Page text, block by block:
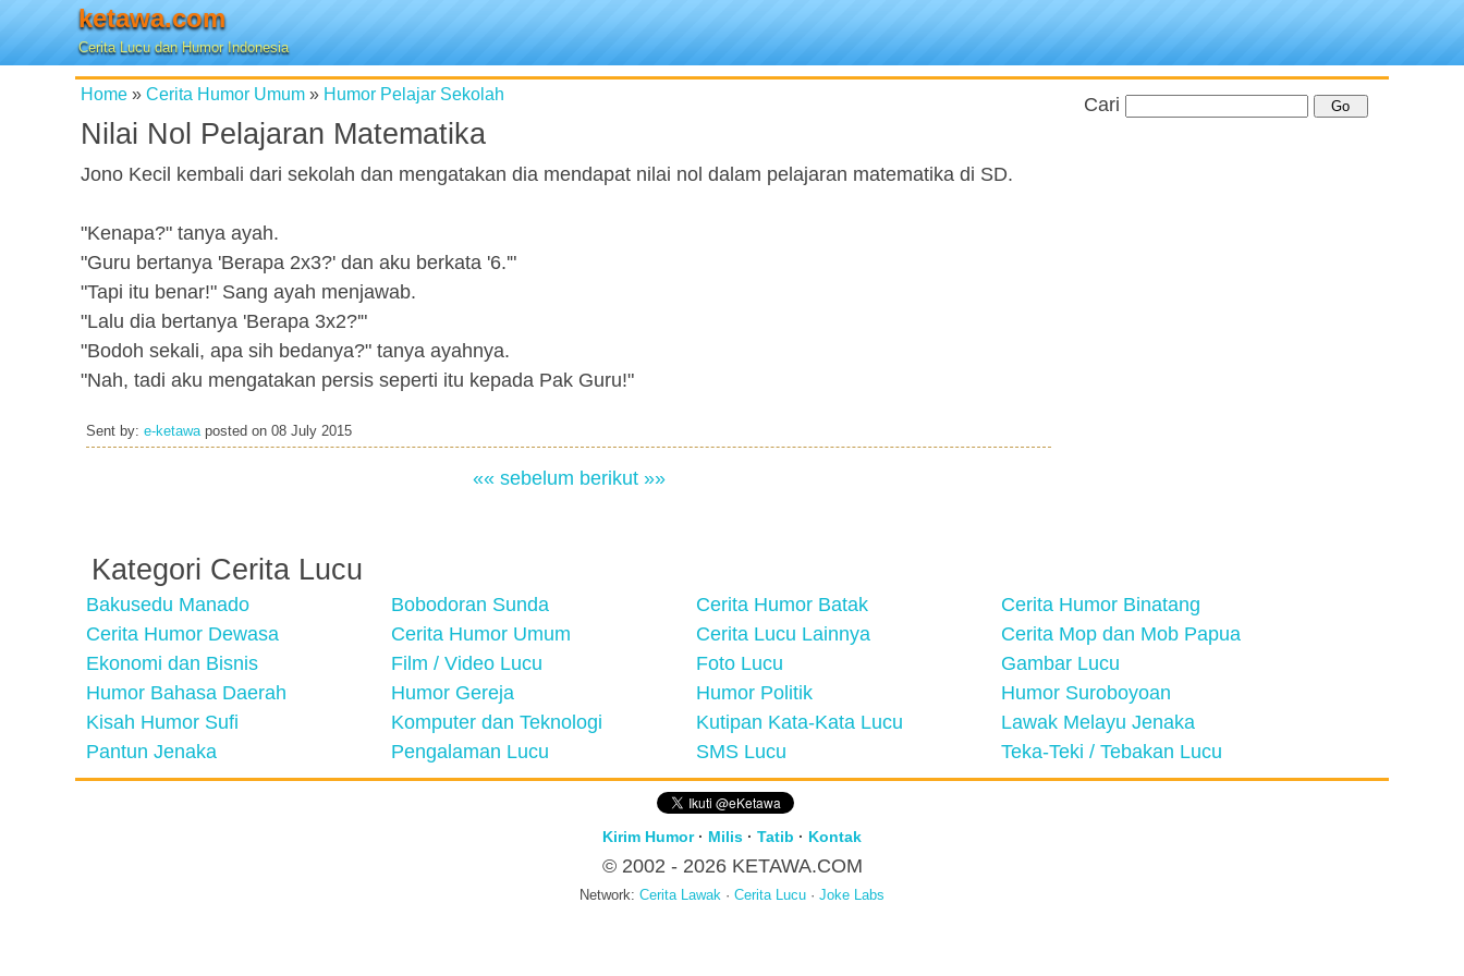
ketawa.com
Cerita Lucu dan Humor Indonesia
Home » Cerita Humor Umum » Humor Pelajar Sekolah
Nilai Nol Pelajaran Matematika
Jono Kecil kembali dari sekolah dan mengatakan dia mendapat nilai nol dalam pelajaran matematika di SD.
"Kenapa?" tanya ayah.
"Guru bertanya 'Berapa 2x3?' dan aku berkata '6.'"
"Tapi itu benar!" Sang ayah menjawab.
"Lalu dia bertanya 'Berapa 3x2?'"
"Bodoh sekali, apa sih bedanya?" tanya ayahnya.
"Nah, tadi aku mengatakan persis seperti itu kepada Pak Guru!"
Sent by: e-ketawaposted on 08 July 2015
«« sebelum berikut »»
Cari
Kategori Cerita Lucu
Bakusedu Manado Bobodoran Sunda Cerita Humor Batak
Cerita Humor Binatang
Cerita Humor Dewasa
Cerita Humor Umum Cerita Lucu Lainnya
Cerita Mop dan Mob Papua
Ekonomi dan Bisnis
Film / Video Lucu Foto Lucu
Gambar Lucu
Humor Bahasa Daerah
Humor Gereja Humor Politik
Humor Suroboyoan
Kisah Humor Sufi
Komputer dan Teknologi Kutipan Kata-Kata Lucu
Lawak Melayu Jenaka
Pantun Jenaka
Pengalaman Lucu SMS Lucu Teka-Teki / Tebakan Lucu
Kirim Humor· Milis · Tatib · Kontak
© 2002 - 2026 KETAWA.COM
Network: Cerita Lawak · Cerita Lucu · Joke Labs